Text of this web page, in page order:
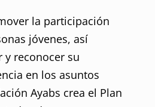
la participación
jóvenes, así
reconocer su
en los asuntos
Ayabs crea el Plan